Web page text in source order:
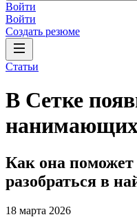
Войти
Войти
Создать резюме
Статьи
В Сетке
Как она поможет
разобраться в
18 марта 2026